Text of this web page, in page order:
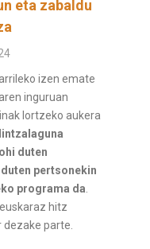
eta zabaldu
izen emate
inguruan
lortzeko aukera
duten
pertsonekin
programa da
hitz
parte.